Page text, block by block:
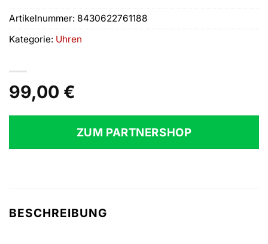
99,00 €
ZUM PARTNERSHOP
Artikelnummer: 8430622761188
Kategorie: Uhren
BESCHREIBUNG